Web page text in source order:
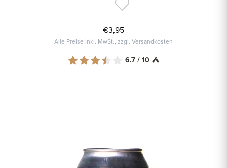
€3,95
Alle Preise inkl. MwSt., zzgl. Versandkosten
6.7 / 10